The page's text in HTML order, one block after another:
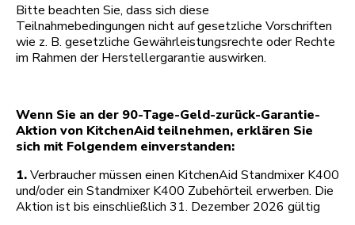
Bitte beachten Sie, dass sich diese
Teilnahmebedingungen nicht auf gesetzliche Vorschriften
wie z. B. gesetzliche Gewährleistungsrechte oder Rechte
im Rahmen der Herstellergarantie auswirken.
Wenn Sie an der 90-Tage-Geld-zurück-Garantie-
Aktion von KitchenAid teilnehmen, erklären Sie
sich mit Folgendem einverstanden:
1.Verbraucher müssen einen KitchenAid Standmixer K400
und/oder ein Standmixer K400 Zubehörteil erwerben. Die
Aktion ist bis einschließlich 31. Dezember 2026 gültig